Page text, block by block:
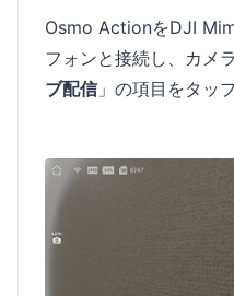
Osmo ActionをDJI
フォンと接続し、カメ
ブ配信」の項目をタッ